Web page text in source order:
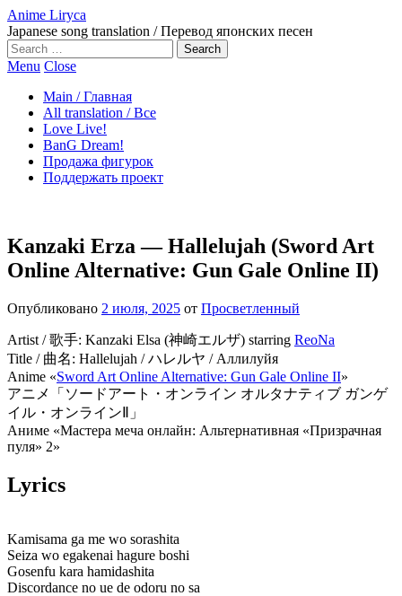
Anime Liryca
Japanese song translation / Перевод японских песен
Search
on:
Menu Close
Main / Главная
All translation / Все
Love Live!
BanG Dream!
Продажа фигурок
Поддержать проект
Kanzaki Erza — Hallelujah (Sword Art
Online Alternative: Gun Gale Online II)
Опубликовано 2 июля, 2025 от Просветленный
Artist / 歌手: Kanzaki Elsa (神崎エルザ) starring ReoNa
Title / 曲名: Hallelujah / ハレルヤ / Аллилуйя
Anime «Sword Art Online Alternative: Gun Gale Online II»
アニメ「ソードアート・オンライン オルタナティブ ガンゲ
イル・オンラインⅡ」
Аниме «Мастера меча онлайн: Альтернативная «Призрачная
пуля» 2»
Lyrics
Kamisama ga me wo sorashita
Seiza wo egakenai hagure boshi
Gosenfu kara hamidashita
Discordance no ue de odoru no sa